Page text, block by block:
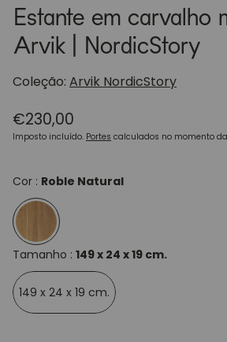
Estante em carvalho
Arvik | NordicStory
Coleção: Arvik NordicStory
Preço
normal
€230,00
Imposto incluído. Portes calculados no momento
Cor : Roble Natural
Tamanho : 149 x 24 x 19 cm.
149 x 24 x 19 cm.